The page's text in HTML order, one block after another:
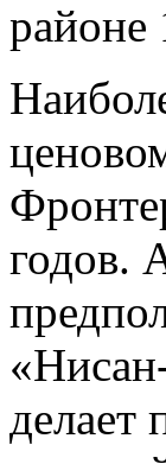
районе
годов.
делает